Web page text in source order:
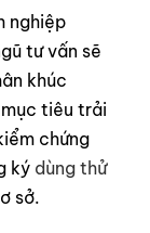
nghiệp
tư vấn sẽ
khúc
tiêu trải
chứng
ký dùng thử
sở.